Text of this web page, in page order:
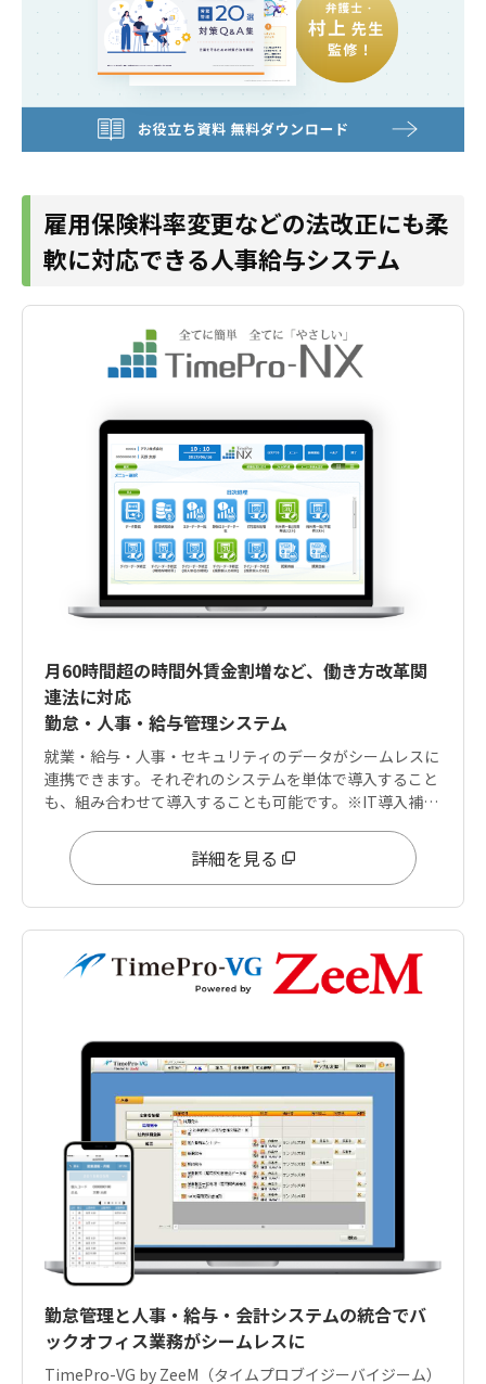
雇用保険料率変更などの法改正にも柔
軟に対応できる人事給与システム
月60時間超の時間外賃金割増など、働き方改革関
連法に対応
勤怠・人事・給与管理システム
就業・給与・人事・セキュリティのデータがシームレスに
連携できます。それぞれのシステムを単体で導入すること
も、組み合わせて導入することも可能です。※IT導入補助
詳細を見る
勤怠管理と人事・給与・会計システムの統合でバ
ックオフィス業務がシームレスに
TimePro-VG by ZeeM（タイムプロブイジーバイジーム）